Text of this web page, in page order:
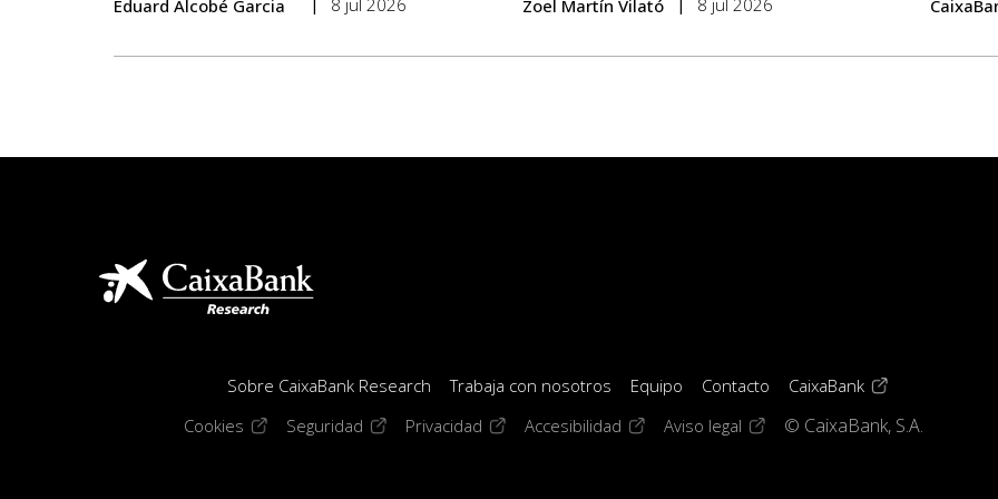
Eduard Alcobé Garcia
8 jul 2026 Zoel Martín Vilató 8 jul 2026
Sobre CaixaBank Research Trabaja con nosotros Equipo Contacto CaixaBank(opens in a new
Cookies(opens in a new window)
Seguridad(opens in a new window)
Privacidad(opens in a new window)
Accesibilidad(opens in a new window)
Aviso legal(opens in a new window)